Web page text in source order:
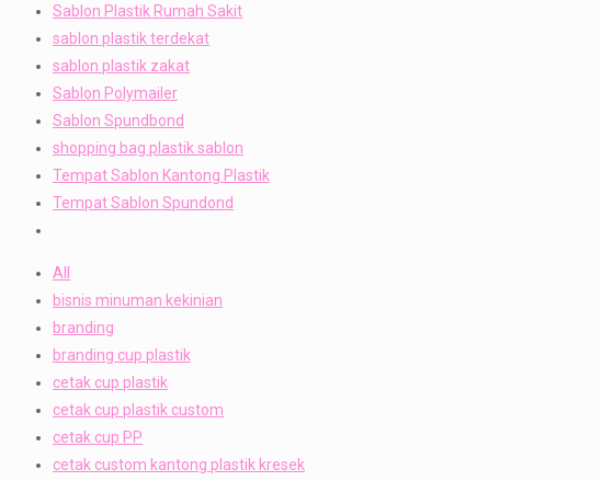
Sablon Plastik Rumah Sakit
sablon plastik terdekat
sablon plastik zakat
Sablon Polymailer
Sablon Spundbond
shopping bag plastik sablon
Tempat Sablon Kantong Plastik
Tempat Sablon Spundond
All
bisnis minuman kekinian
branding
branding cup plastik
cetak cup plastik
cetak cup plastik custom
cetak cup PP
cetak custom kantong plastik kresek